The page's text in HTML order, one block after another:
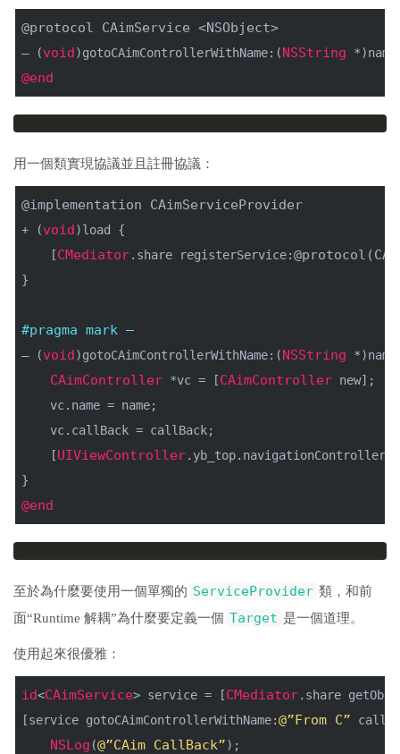
@protocol CAimService <NSObject>
– (void)gotoCAimControllerWithName:(NSString
@end
用一個類實現協議並且註冊協議：
@implementation CAimServiceProvider
+ (void)load {
[CMediator.share registerService:@protocol (
}
#pragma mark –
– (void)gotoCAimControllerWithName:(NSString
CAimController *vc = [CAimController new];
vc.name = name;
vc.callBack = callBack;
[UIViewController.yb_top.navigationController
}
@end
至於為什麼要使用一個單獨的 ServiceProvider 類，和前
面“Runtime 解耦”為什麼要定義一個 Target 是一個道理。
使用起來很優雅：
id<CAimService> service = [CMediator.share
[service gotoCAimControllerWithName:@”From C”
NSLog (@”CAim CallBack”);